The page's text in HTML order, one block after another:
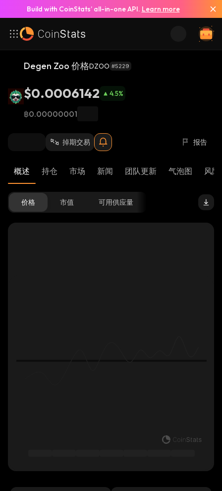
Build with CoinStats’ all-in-one API. Learn more
Degen Zoo 价格DZOO #5229
$0.0006142 4.5%
฿0.00000001
掉期交易 报告
概述 持仓 市场 新闻 团队更新 气泡图 风险
价格 市值 可用供应量